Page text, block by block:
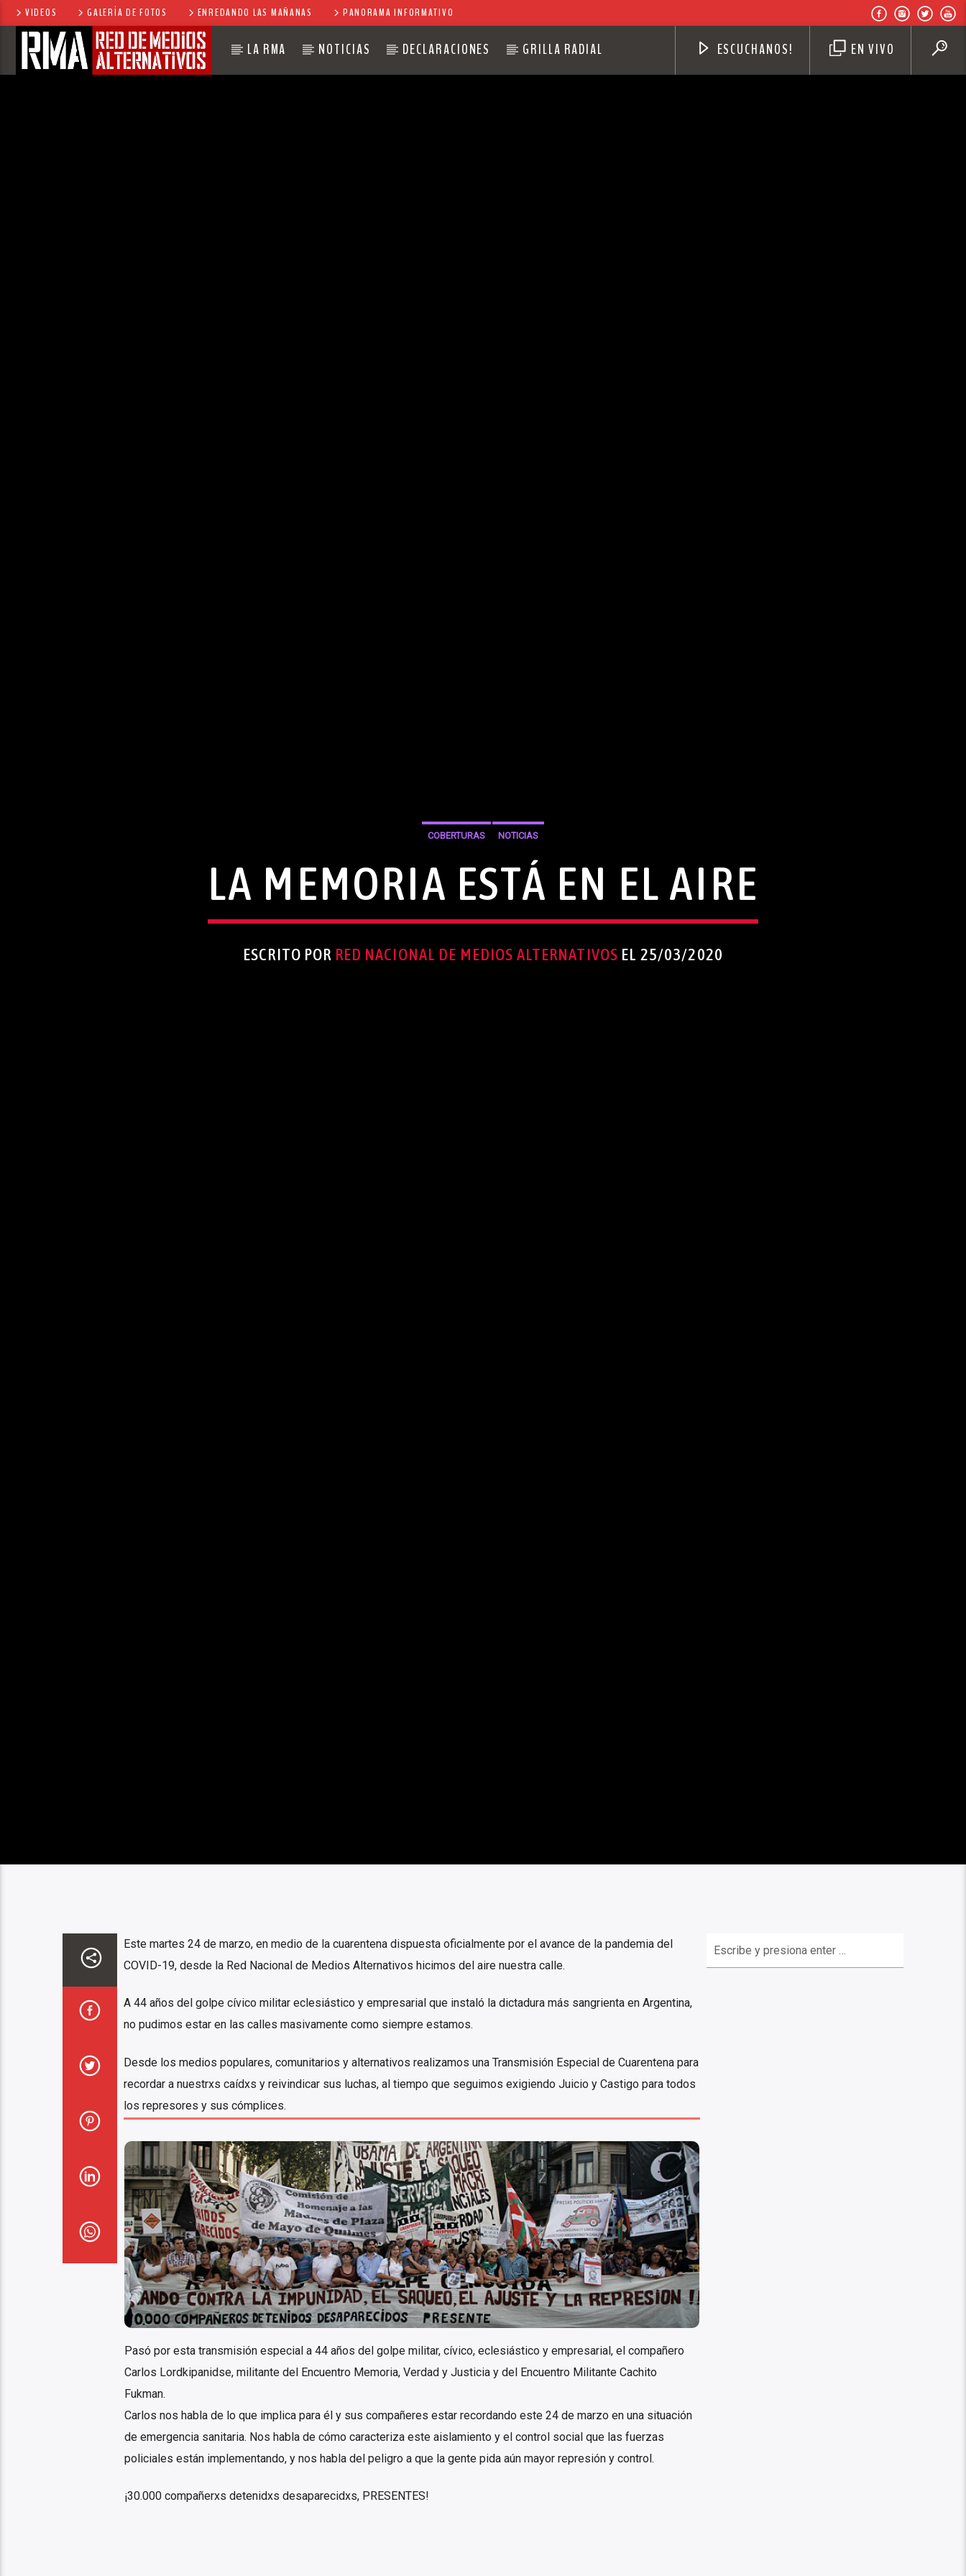
VIDEOS GALERÍA DE FOTOS ENREDANDO LAS MAÑANAS PANORAMA INFORMATIVO
LA RMA NOTICIAS DECLARACIONES GRILLA RADIAL EN VIVO
ESCUCHANOS!
COBERTURAS NOTICIAS
LA MEMORIA ESTÁ EN EL AIRE
ESCRITO POR RED NACIONAL DE MEDIOS ALTERNATIVOS EL 25/03/2020
Este martes 24 de marzo, en medio de la cuarentena dispuesta oficialmente por el avance de la pandemia del
COVID-19, desde la Red Nacional de Medios Alternativos hicimos del aire nuestra calle.
A 44 años del golpe cívico militar eclesiástico y empresarial que instaló la dictadura más sangrienta en Argentina,
no pudimos estar en las calles masivamente como siempre estamos.
Desde los medios populares, comunitarios y alternativos realizamos una Transmisión Especial de Cuarentena para
recordar a nuestrxs caídxs y reivindicar sus luchas, al tiempo que seguimos exigiendo Juicio y Castigo para todos
los represores y sus cómplices.
Encuentro Memoria, Verdad y Justicia
Pasó por esta transmisión especial a 44 años del golpe militar, cívico, eclesiástico y empresarial, el compañero
Carlos Lordkipanidse, militante del Encuentro Memoria, Verdad y Justicia y del Encuentro Militante Cachito
Fukman.
Carlos nos habla de lo que implica para él y sus compañeres estar recordando este 24 de marzo en una situación
de emergencia sanitaria. Nos habla de cómo caracteriza este aislamiento y el control social que las fuerzas
policiales están implementando, y nos habla del peligro a que la gente pida aún mayor represión y control.
¡30.000 compañerxs detenidxs desaparecidxs, PRESENTES!